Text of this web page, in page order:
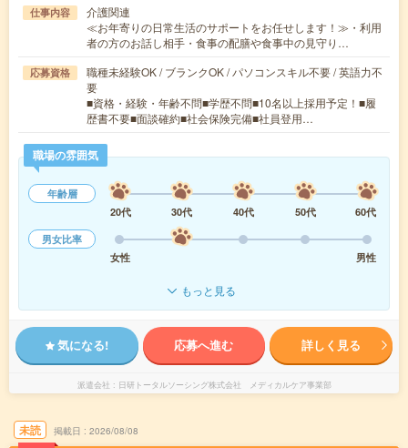
仕事内容
介護関連
≪お年寄りの日常生活のサポートをお任せします！≫・利用
者の方のお話し相手・食事の配膳や食事中の見守り…
応募資格
職種未経験OK / ブランクOK / パソコンスキル不要 / 英語力不
要
■資格・経験・年齢不問■学歴不問■10名以上採用予定！■履
歴書不要■面談確約■社会保険完備■社員登用…
職場の雰囲気
年齢層
20代
30代 40代 50代
60代
男女比率
女性
男性
もっと見る
気になる! 応募へ進む 詳しく見る
派遣会社 日研トータルソーシング株式会社 メディカルケア事業部
未読 掲載日 2026/08/08